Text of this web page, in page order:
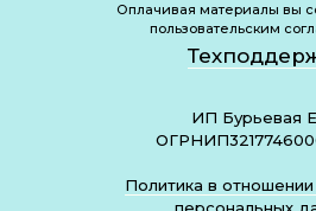
ИП Бурьевая
Политика в
Оплачивая материалы вы
пользовательским